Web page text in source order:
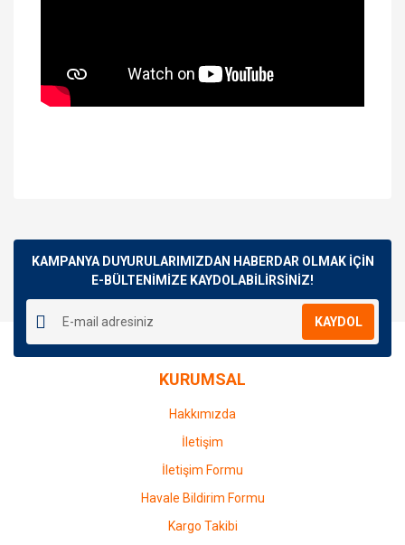
Yorum Yaz
kullanarak tarafımıza iletebilirsiniz.
Görüş ve önerileriniz için teşekkür ederiz.
Ürün resmi kalitesiz, bozuk veya görüntülenemiyor.
Ürün açıklamasında eksik bilgiler bulunuyor.
Ürün bilgilerinde hatalar bulunuyor.
Ürün fiyatı diğer sitelerden daha pahalı.
Gönder
KAMPANYA DUYURULARIMIZDAN HABERDAR OLMAK İÇİN
E-BÜLTENİMİZE KAYDOLABİLİRSİNİZ!
KAYDOL
KURUMSAL
Hakkımızda
İletişim
İletişim Formu
Havale Bildirim Formu
Kargo Takibi